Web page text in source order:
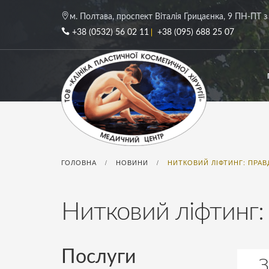
м. Полтава, проспект Віталія Грицаєнка, 9 ПН-ПТ з
+38 (0532) 56 02 11
+38 (095) 688 25 07
ГОЛОВНА / НОВИНИ / НИТКОВИЙ ЛІФТИНГ:
Нитковий ліфтинг:
Послуги